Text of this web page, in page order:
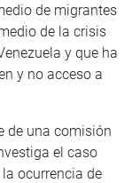
de migrantes
de la crisis
y que ha
y no acceso a
de una comisión
el caso
ocurrencia de